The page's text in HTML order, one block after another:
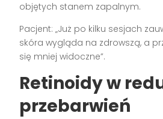
objętych stanem zapalnym.
Pacjent: „Już po kilku sesjach
skóra wygląda na zdrowszą, a
się mniej widoczne”.
Retinoidy w
przebarwień